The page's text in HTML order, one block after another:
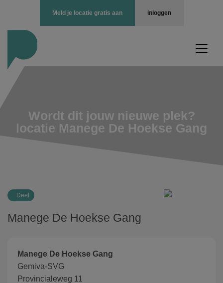
inloggen
Meld je locatie gratis aan
Wordt dit jouw nieuwe plek?
locatie Manege De Hoekse Gang
Deel
Manege De Hoekse Gang
Manege De Hoekse Gang
Gemiva-SVG
Provincialeweg 11